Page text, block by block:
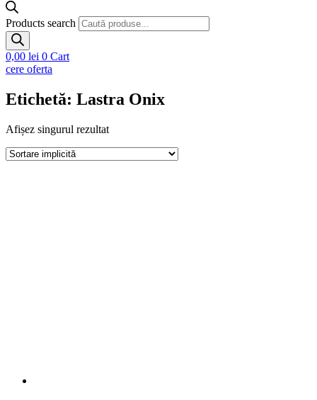
Products search
0,00 lei 0 Cart
cere oferta
Etichetă: Lastra Onix
Afișez singurul rezultat